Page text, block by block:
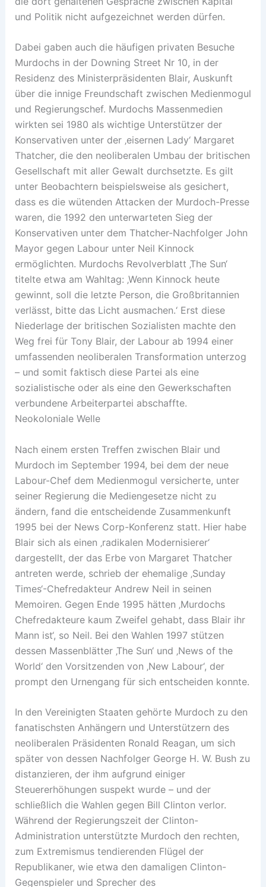
und Politik nicht aufgezeichnet werden dürfen.
Dabei gaben auch die häufigen privaten Besuche
Murdochs in der Downing Street Nr 10, in der
Residenz des Ministerpräsidenten Blair, Auskunft
über die innige Freundschaft zwischen Medienmogul
und Regierungschef. Murdochs Massenmedien
wirkten sei 1980 als wichtige Unterstützer der
Konservativen unter der ‚eisernen Lady‘ Margaret
Thatcher, die den neoliberalen Umbau der britischen
Gesellschaft mit aller Gewalt durchsetzte. Es gilt
unter Beobachtern beispielsweise als gesichert,
dass es die wütenden Attacken der Murdoch-Presse
waren, die 1992 den unterwarteten Sieg der
Konservativen unter dem Thatcher-Nachfolger John
Mayor gegen Labour unter Neil Kinnock
ermöglichten. Murdochs Revolverblatt ‚The Sun‘
titelte etwa am Wahltag: ‚Wenn Kinnock heute
gewinnt, soll die letzte Person, die Großbritannien
verlässt, bitte das Licht ausmachen.‘ Erst diese
Niederlage der britischen Sozialisten machte den
Weg frei für Tony Blair, der Labour ab 1994 einer
umfassenden neoliberalen Transformation unterzog
– und somit faktisch diese Partei als eine
sozialistische oder als eine den Gewerkschaften
verbundene Arbeiterpartei abschaffte.
Neokoloniale Welle
Nach einem ersten Treffen zwischen Blair und
Murdoch im September 1994, bei dem der neue
Labour-Chef dem Medienmogul versicherte, unter
seiner Regierung die Mediengesetze nicht zu
ändern, fand die entscheidende Zusammenkunft
1995 bei der News Corp-Konferenz statt. Hier habe
Blair sich als einen ‚radikalen Modernisierer‘
dargestellt, der das Erbe von Margaret Thatcher
antreten werde, schrieb der ehemalige ‚Sunday
Times‘-Chefredakteur Andrew Neil in seinen
Memoiren. Gegen Ende 1995 hätten ‚Murdochs
Chefredakteure kaum Zweifel gehabt, dass Blair ihr
Mann ist‘, so Neil. Bei den Wahlen 1997 stützen
dessen Massenblätter ‚The Sun‘ und ‚News of the
World‘ den Vorsitzenden von ‚New Labour‘, der
prompt den Urnengang für sich entscheiden konnte.
In den Vereinigten Staaten gehörte Murdoch zu den
fanatischsten Anhängern und Unterstützern des
neoliberalen Präsidenten Ronald Reagan, um sich
später von dessen Nachfolger George H. W. Bush zu
distanzieren, der ihm aufgrund einiger
Steuererhöhungen suspekt wurde – und der
schließlich die Wahlen gegen Bill Clinton verlor.
Während der Regierungszeit der Clinton-
Administration unterstützte Murdoch den rechten,
zum Extremismus tendierenden Flügel der
Republikaner, wie etwa den damaligen Clinton-
Gegenspieler und Sprecher des